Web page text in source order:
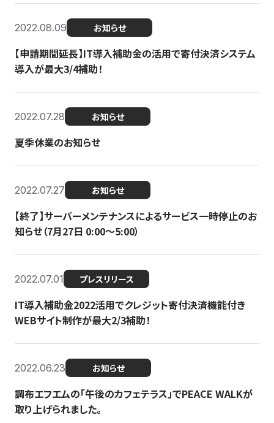
2022.08.09 お知らせ
【申請期間延長】IT導入補助金の活用で寄付決済システム
導入が最大3/4補助！
2022.07.28 お知らせ
夏季休業のお知らせ
2022.07.27 お知らせ
【終了】サーバーメンテナンスによるサービス一時停止のお
知らせ（7月27日 0:00〜5:00）
2022.07.01 プレスリリース
IT導入補助金2022活用でクレジット寄付決済機能付き
WEBサイト制作が最大2/3補助！
2022.06.23 お知らせ
調布エフエムの「午後のカフェテラス」でPEACE WALKが
取り上げられました。